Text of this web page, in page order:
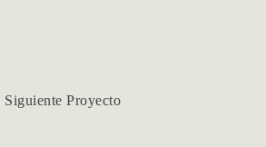
Siguiente Proyecto